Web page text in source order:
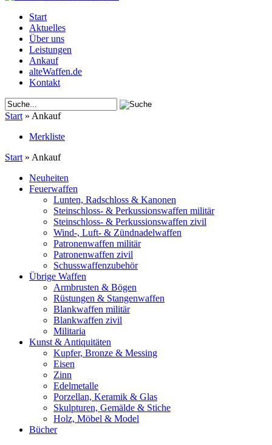
Start
Aktuelles
Über uns
Leistungen
Ankauf
alteWaffen.de
Kontakt
Start » Ankauf
Merkliste
Start » Ankauf
Neuheiten
Feuerwaffen
Lunten, Radschloss & Kanonen
Steinschloss- & Perkussionswaffen militär
Steinschloss- & Perkussionswaffen zivil
Wind-, Luft- & Zündnadelwaffen
Patronenwaffen militär
Patronenwaffen zivil
Schusswaffenzubehör
Übrige Waffen
Armbrusten & Bögen
Rüstungen & Stangenwaffen
Blankwaffen militär
Blankwaffen zivil
Militaria
Kunst & Antiquitäten
Kupfer, Bronze & Messing
Eisen
Zinn
Edelmetalle
Porzellan, Keramik & Glas
Skulpturen, Gemälde & Stiche
Holz, Möbel & Model
Bücher